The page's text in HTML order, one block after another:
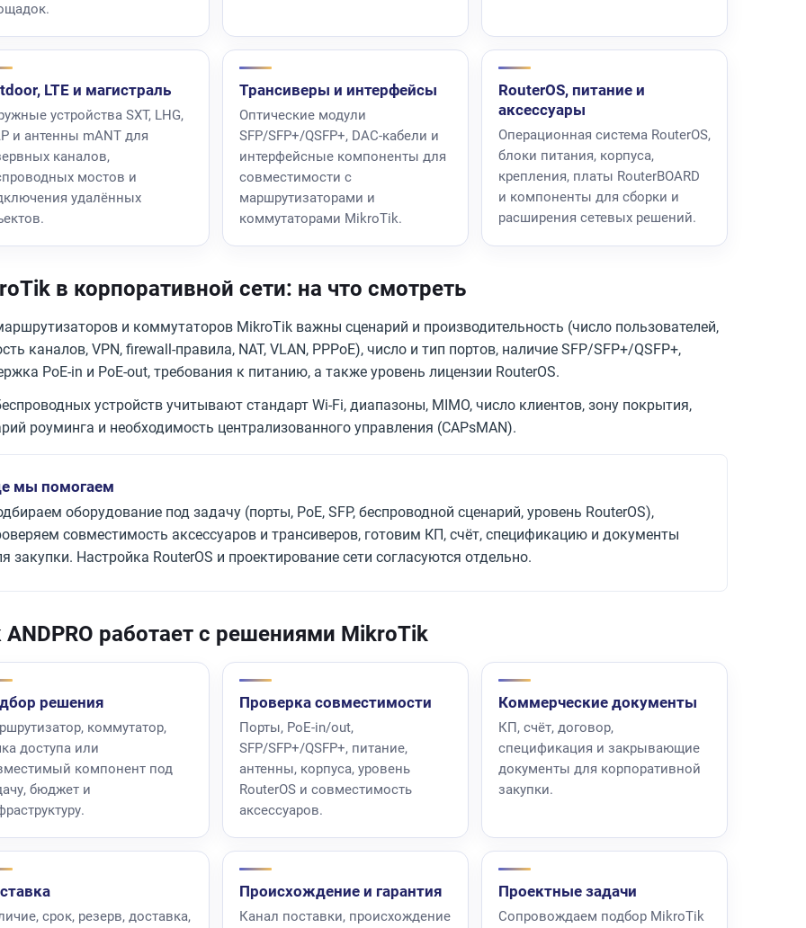
LTE и магистраль
устройства SXT, LHG,
и антенны mANT для
каналов,
мостов и
удалённых
Трансиверы и интерфейсы
Оптические модули
SFP/SFP+/QSFP+, DAC-кабели и
интерфейсные компоненты для
совместимости с
маршрутизаторами и
коммутаторами MikroTik.
RouterOS, питание и
аксессуары
Операционная система RouterOS,
блоки питания, корпуса,
крепления, платы RouterBOARD
и компоненты для сборки и
расширения сетевых решений.
в корпоративной сети: на что смотреть
и коммутаторов MikroTik важны сценарий и производительность (число пользователей,
каналов, VPN, firewall-правила, NAT, VLAN, PPPoE), число и тип портов, наличие SFP/SFP+/QSFP+,
PoE-in и PoE-out, требования к питанию, а также уровень лицензии RouterOS.
устройств учитывают стандарт Wi-Fi, диапазоны, MIMO, число клиентов, зону покрытия,
роуминга и необходимость централизованного управления (CAPsMAN).
мы помогаем
оборудование под задачу (порты, PoE, SFP, беспроводной сценарий, уровень RouterOS),
совместимость аксессуаров и трансиверов, готовим КП, счёт, спецификацию и документы
закупки. Настройка RouterOS и проектирование сети согласуются отдельно.
ANDPRO работает с решениями MikroTik
решения
коммутатор,
доступа или
компонент под
бюджет и
Проверка совместимости
Порты, PoE-in/out,
SFP/SFP+/QSFP+, питание,
антенны, корпуса, уровень
RouterOS и совместимость
аксессуаров.
Коммерческие документы
КП, счёт, договор,
спецификация и закрывающие
документы для корпоративной
закупки.
срок, резерв, доставка,
Происхождение и гарантия
Канал поставки, происхождение
Проектные задачи
Сопровождаем подбор MikroTik